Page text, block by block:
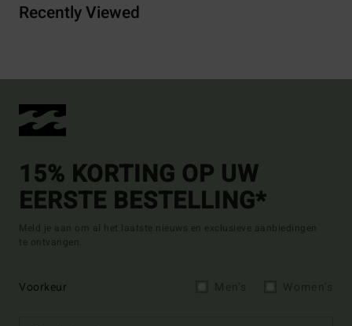
Recently Viewed
15% KORTING OP UW
EERSTE BESTELLING*
Meld je aan om al het laatste nieuws en exclusieve aanbiedingen
te ontvangen.
Voorkeur